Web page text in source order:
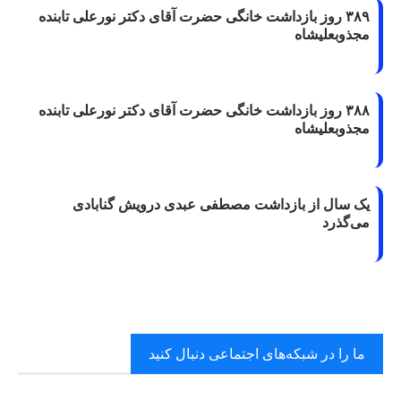
۳۸۹ روز بازداشت خانگی حضرت آقای دکتر نورعلی تابنده
مجذوبعلیشاه
۳۸۸ روز بازداشت خانگی حضرت آقای دکتر نورعلی تابنده
مجذوبعلیشاه
یک سال از بازداشت مصطفی عبدی درویش گنابادی
می‌گذرد
ما را در شبکه‌های اجتماعی دنبال کنید